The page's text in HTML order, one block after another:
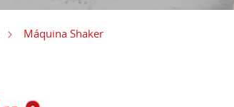
Máquina Shaker